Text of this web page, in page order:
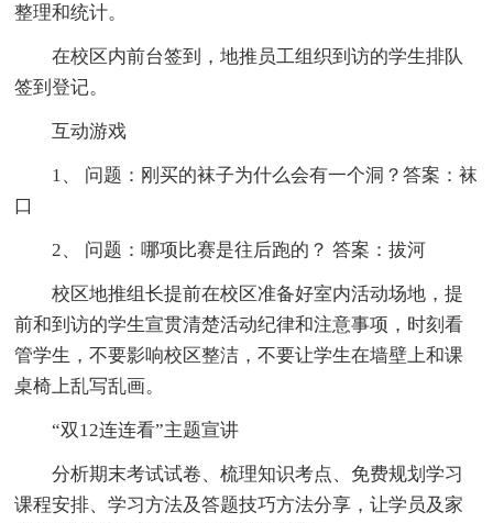
整理和统计。
在校区内前台签到，地推员工组织到访的学生排队
签到登记。
互动游戏
1、 问题：刚买的袜子为什么会有一个洞？答案：袜
口
2、 问题：哪项比赛是往后跑的？ 答案：拔河
校区地推组长提前在校区准备好室内活动场地，提
前和到访的学生宣贯清楚活动纪律和注意事项，时刻看
管学生，不要影响校区整洁，不要让学生在墙壁上和课
桌椅上乱写乱画。
“双12连连看”主题宣讲
分析期末考试试卷、梳理知识考点、免费规划学习
课程安排、学习方法及答题技巧方法分享，让学员及家